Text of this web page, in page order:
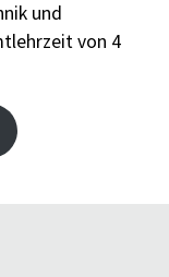
und
von 4